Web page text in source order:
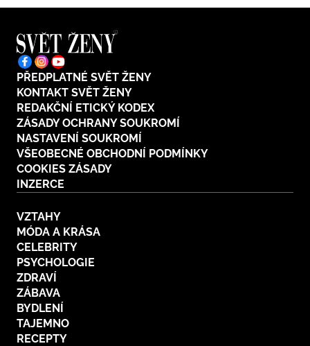
PŘEDPLATNÉ SVĚT ŽENY
KONTAKT SVĚT ŽENY
REDAKČNÍ ETICKÝ KODEX
ZÁSADY OCHRANY SOUKROMÍ
NASTAVENÍ SOUKROMÍ
VŠEOBECNÉ OBCHODNÍ PODMÍNKY
COOKIES ZÁSADY
INZERCE
VZTAHY
MÓDA A KRÁSA
CELEBRITY
PSYCHOLOGIE
ZDRAVÍ
ZÁBAVA
BYDLENÍ
TAJEMNO
RECEPTY